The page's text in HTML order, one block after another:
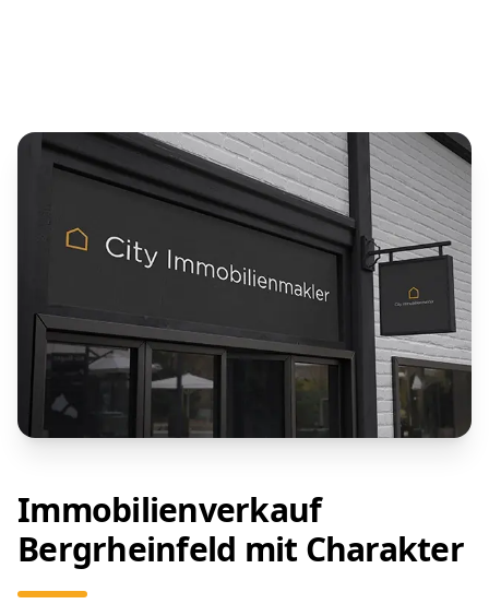
Immobilienverkauf
Bergrheinfeld mit Charakter